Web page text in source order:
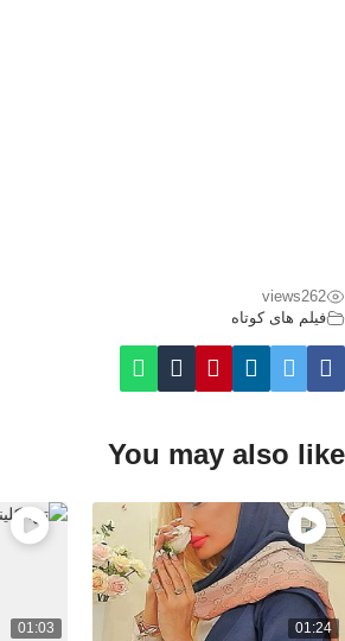
262
views
فیلم های کوتاه
You may also like
01:24
01:03